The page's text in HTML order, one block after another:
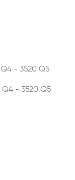
- 3520 Q5
Q4 - 3520 Q5